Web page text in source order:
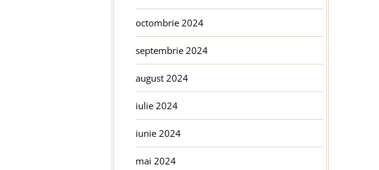
octombrie 2024
septembrie 2024
august 2024
iulie 2024
iunie 2024
mai 2024